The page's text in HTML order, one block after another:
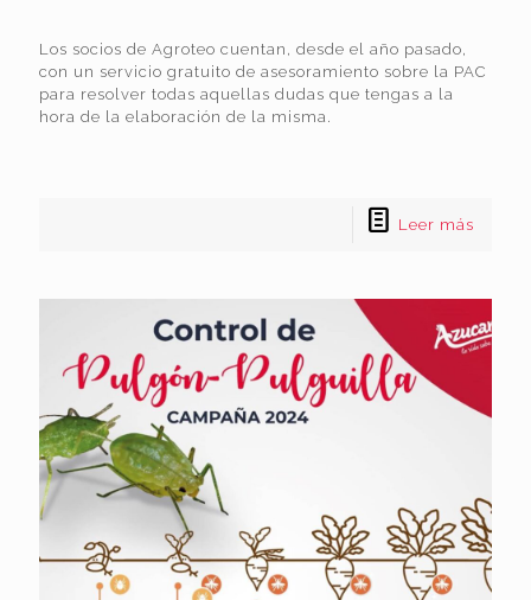
Los socios de Agroteo cuentan, desde el año pasado,
con un servicio gratuito de asesoramiento sobre la PAC
para resolver todas aquellas dudas que tengas a la
hora de la elaboración de la misma.
Leer más